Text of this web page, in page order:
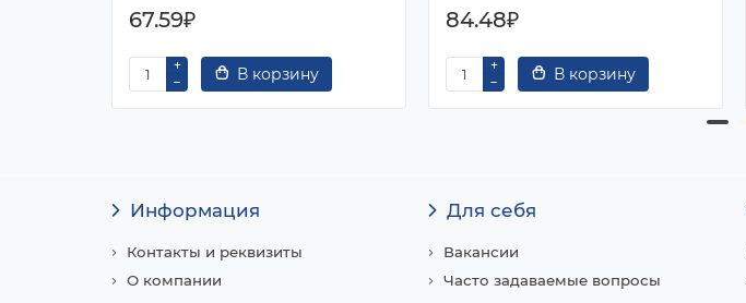
67.59₽
В корзину
84.48₽
В корзину
Информация
Контакты и реквизиты
О компании
Для себя
Вакансии
Часто задаваемые вопросы